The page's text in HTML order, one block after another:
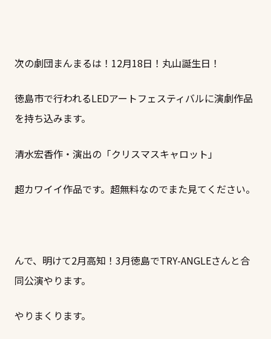
次の劇団まんまるは！12月18日！丸山誕生日！
徳島市で行われるLEDアートフェスティバルに演劇作品
を持ち込みます。
清水宏香作・演出の「クリスマスキャロット」
超カワイイ作品です。超無料なのでまた見てください。
んで、明けて2月高知！3月徳島でTRY-ANGLEさんと合
同公演やります。
やりまくります。